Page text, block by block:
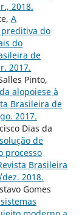
2018.
A
do
do
de
2017.
Pinto,
alopoiese à
Brasileira de
2017.
Dias da
de
processo
Brasileira
2018.
Gomes